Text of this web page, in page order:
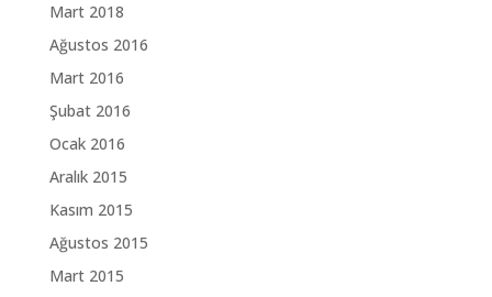
Mart 2018
Ağustos 2016
Mart 2016
Şubat 2016
Ocak 2016
Aralık 2015
Kasım 2015
Ağustos 2015
Mart 2015